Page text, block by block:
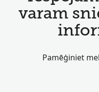
varam
Pamēģiniet